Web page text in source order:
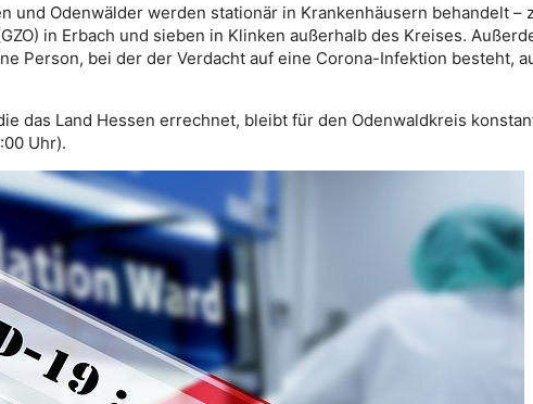
und Odenwälder werden stationär in Krankenhäusern behandelt –
in Erbach und sieben in Klinken außerhalb des Kreises.
Person, bei der der Verdacht auf eine Corona-Infektion besteht,
das Land Hessen errechnet, bleibt für den Odenwaldkreis
Uhr).